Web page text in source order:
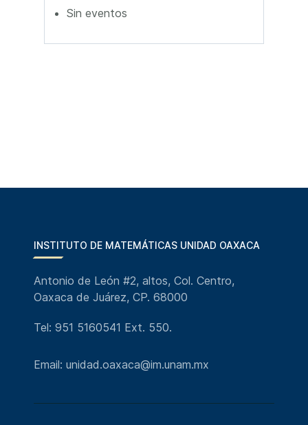
Sin eventos
INSTITUTO DE MATEMÁTICAS UNIDAD OAXACA
Antonio de León #2, altos, Col. Centro,
Oaxaca de Juárez, CP. 68000
Tel: 951 5160541 Ext. 550.
Email: unidad.oaxaca@im.unam.mx